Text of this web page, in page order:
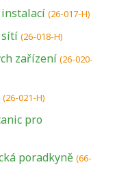
(26-017-H)
sítí (26-018-H)
zařízení (26-020-
(26-021-H)
pro
poradkyně (66-
kvalifikací.